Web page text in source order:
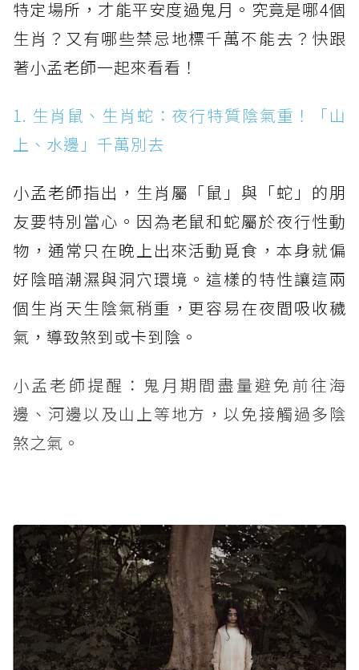
特定場所，才能平安度過鬼月。究竟是哪4個
生肖？又有哪些禁忌地標千萬不能去？快跟
著小孟老師一起來看看！
1. 生肖鼠、生肖蛇：夜行特質陰氣重！「山
上、水邊」千萬別去
小孟老師指出，生肖屬「鼠」與「蛇」的朋
友要特別當心。因為老鼠和蛇屬於夜行性動
物，通常只在晚上出來活動覓食，本身就偏
好陰暗潮濕與洞穴環境。這樣的特性讓這兩
個生肖天生陰氣稍重，更容易在夜間吸收穢
氣，導致煞到或卡到陰。
小孟老師提醒：鬼月期間盡量避免前往海
邊、河邊以及山上等地方，以免接觸過多陰
煞之氣。